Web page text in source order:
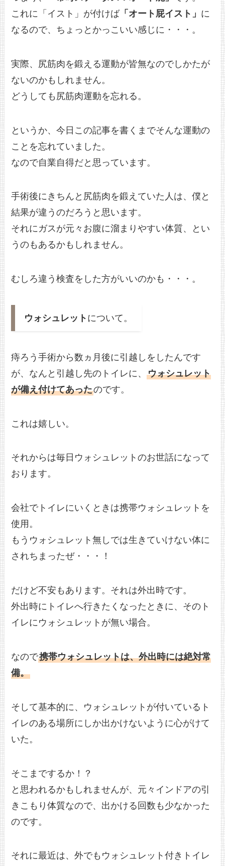
これに「イスト」が付けば「オート屁イスト」 に
なるので、ちょっとかっこいい感じに・・・。
実際、尻筋肉を鍛える運動が皆無なのでしかたが
ないのかもしれません。
どうしても尻筋肉運動を忘れる。
というか、今日この記事を書くまでそんな運動の
ことを忘れていました。
なので自業自得だと思っています。
手術後にきちんと尻筋肉を鍛えていた人は、僕と
結果が違うのだろうと思います。
それにガスが元々お腹に溜まりやすい体質、とい
うのもあるかもしれません。
むしろ違う検査をした方がいいのかも・・・。
ウォシュレット について。
痔ろう手術から数ヵ月後に引越しをしたんです
が、なんと引越し先のトイレに、ウォシュレット
が備え付けてあったのです。
これは嬉しい。
それからは毎日ウォシュレットのお世話になって
おります。
会社でトイレにいくときは携帯ウォシュレットを
使用。
もうウォシュレット無しでは生きていけない体に
されちまったぜ・・・！
だけど不安もあります。それは外出時です。
外出時にトイレへ行きたくなったときに、そのト
イレにウォシュレットが無い場合。
なので携帯ウォシュレットは、外出時には絶対常
備。
そして基本的に、ウォシュレットが付いているト
イレのある場所にしか出かけないように心がけて
いた。
そこまでするか！？
と思われるかもしれませんが、元々インドアの引
きこもり体質なので、出かける回数も少なかった
のです。
それに最近は、外でもウォシュレット付きトイレ